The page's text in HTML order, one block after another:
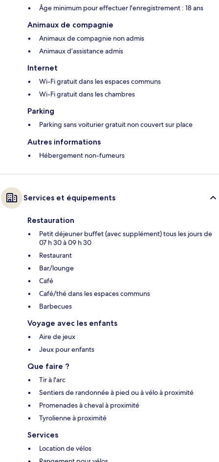
Âge minimum pour effectuer l'enregistrement : 18 ans
Animaux de compagnie
Animaux de compagnie non admis
Animaux d’assistance admis
Internet
Wi-Fi gratuit dans les espaces communs
Wi-Fi gratuit dans les chambres
Parking
Parking sans voiturier gratuit non couvert sur place
Autres informations
Hébergement non-fumeurs
Services et équipements
Restauration
Petit déjeuner buffet (avec supplément) tous les jours de
07 h 30 à 09 h 30
Restaurant
Bar/lounge
Café
Café/thé dans les espaces communs
Barbecues
Voyage avec les enfants
Aire de jeux
Jeux pour enfants
Que faire ?
Tir à l'arc
Sentiers de randonnée à pied ou à vélo à proximité
Promenades à cheval à proximité
Tyrolienne à proximité
Services
Location de vélos